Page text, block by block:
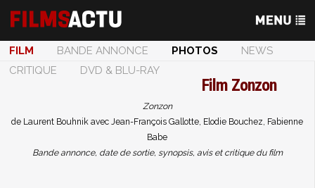
FILM BANDE ANNONCE PHOTOS
NEWS
CRITIQUE
DVD & BLU-RAY
Film Zonzon
Zonzon
de Laurent Bouhnik avec Jean-François Gallotte, Elodie Bouchez, Fabienne
Babe
Bande annonce, date de sortie, synopsis, avis et critique du film